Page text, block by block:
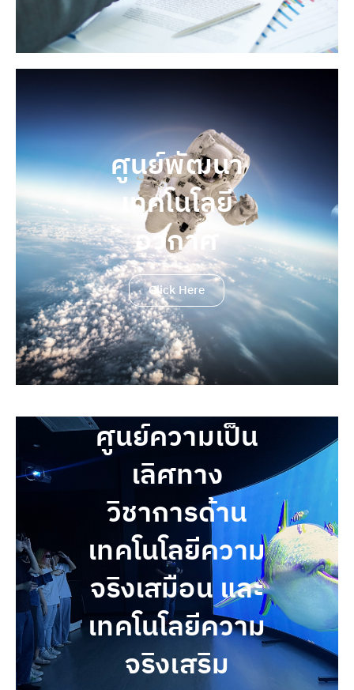
ศูนย์พัฒนา
เทคโนโลยี
อวกาศ
Click Here
ศูนย์ความเป็น
เลิศทาง
วิชาการด้าน
เทคโนโลยีความ
จริงเสมือน และ
เทคโนโลยีความ
จริงเสริม